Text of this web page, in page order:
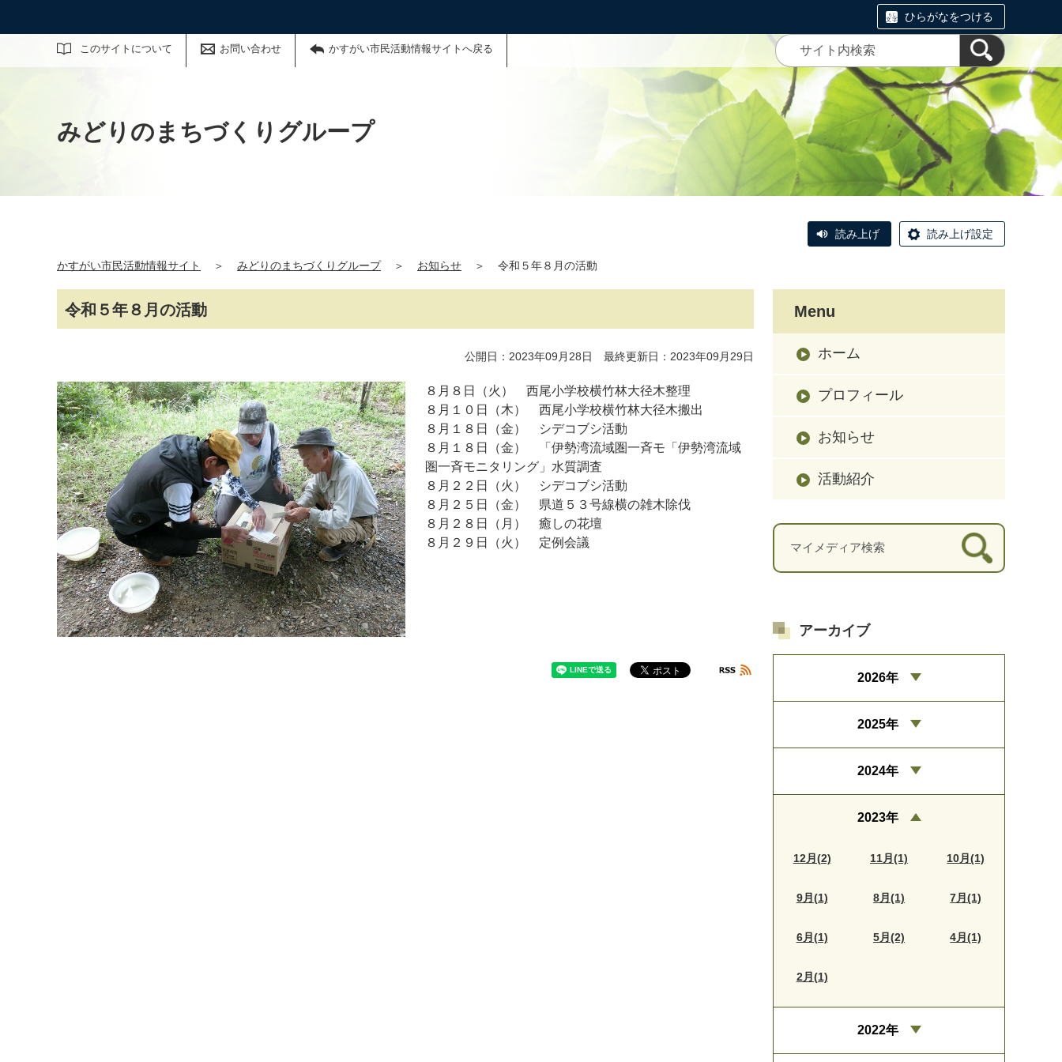
ひらがなをつける
このサイトについて お問い合わせ かすがい市民活動情報サイトへ戻る
サイト内検索
みどりのまちづくりグループ
読み上げ 読み上げ設定
かすがい市民活動情報サイト ＞ みどりのまちづくりグループ ＞ お知らせ ＞ 令和５年８月の活動
令和５年８月の活動
公開日：2023年09月28日 最終更新日：2023年09月29日
８月８日（火） 西尾小学校横竹林大径木整理
８月１０日（木） 西尾小学校横竹林大径木搬出
８月１８日（金） シデコブシ活動
８月１８日（金） 「伊勢湾流域圏一斉モ「伊勢湾流域
圏一斉モニタリング」水質調査
８月２２日（火） シデコブシ活動
８月２５日（金） 県道５３号線横の雑木除伐
８月２８日（月） 癒しの花壇
８月２９日（火） 定例会議
Menu
ホーム
プロフィール
お知らせ
活動紹介
マイメディア検索
アーカイブ
2026年
2025年
2024年
2023年
12月(2) 11月(1) 10月(1)
9月(1) 8月(1) 7月(1)
6月(1) 5月(2) 4月(1)
2月(1)
2022年